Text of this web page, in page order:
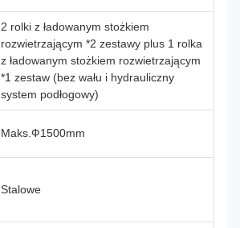
2 rolki z ładowanym stożkiem
rozwietrzającym *2 zestawy plus 1 rolka
z ładowanym stożkiem rozwietrzającym
*1 zestaw (bez wału i hydrauliczny
system podłogowy)
Maks.Ф1500mm
Stalowe